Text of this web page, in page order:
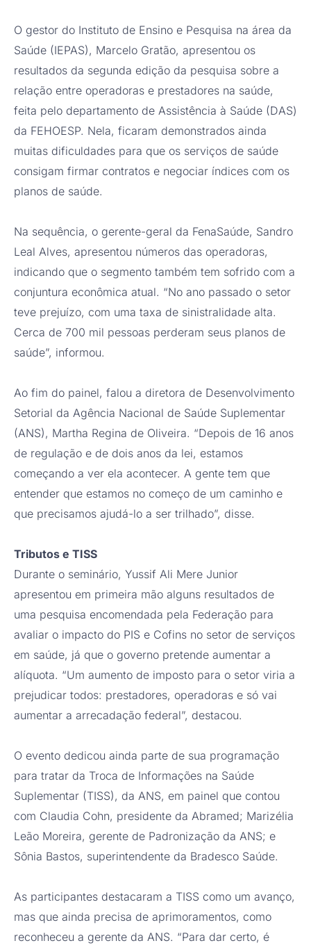
O gestor do Instituto de Ensino e Pesquisa na área da
Saúde (IEPAS), Marcelo Gratão, apresentou os
resultados da segunda edição da pesquisa sobre a
relação entre operadoras e prestadores na saúde,
feita pelo departamento de Assistência à Saúde (DAS)
da FEHOESP. Nela, ficaram demonstrados ainda
muitas dificuldades para que os serviços de saúde
consigam firmar contratos e negociar índices com os
planos de saúde.
Na sequência, o gerente-geral da FenaSaúde, Sandro
Leal Alves, apresentou números das operadoras,
indicando que o segmento também tem sofrido com a
conjuntura econômica atual. “No ano passado o setor
teve prejuízo, com uma taxa de sinistralidade alta.
Cerca de 700 mil pessoas perderam seus planos de
saúde”, informou.
Ao fim do painel, falou a diretora de Desenvolvimento
Setorial da Agência Nacional de Saúde Suplementar
(ANS), Martha Regina de Oliveira. “Depois de 16 anos
de regulação e de dois anos da lei, estamos
começando a ver ela acontecer. A gente tem que
entender que estamos no começo de um caminho e
que precisamos ajudá-lo a ser trilhado”, disse.
Tributos e TISS
Durante o seminário, Yussif Ali Mere Junior
apresentou em primeira mão alguns resultados de
uma pesquisa encomendada pela Federação para
avaliar o impacto do PIS e Cofins no setor de serviços
em saúde, já que o governo pretende aumentar a
alíquota. “Um aumento de imposto para o setor viria a
prejudicar todos: prestadores, operadoras e só vai
aumentar a arrecadação federal”, destacou.
O evento dedicou ainda parte de sua programação
para tratar da Troca de Informações na Saúde
Suplementar (TISS), da ANS, em painel que contou
com Claudia Cohn, presidente da Abramed; Marizélia
Leão Moreira, gerente de Padronização da ANS; e
Sônia Bastos, superintendente da Bradesco Saúde.
As participantes destacaram a TISS como um avanço,
mas que ainda precisa de aprimoramentos, como
reconheceu a gerente da ANS. “Para dar certo, é